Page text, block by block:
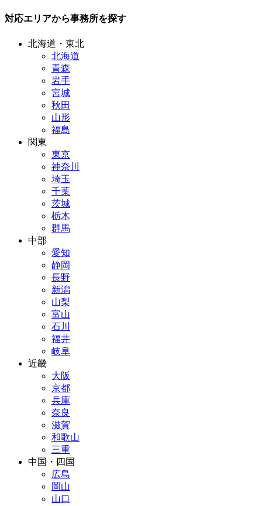
対応エリアから事務所を探す
北海道・東北
北海道
青森
岩手
宮城
秋田
山形
福島
関東
東京
神奈川
埼玉
千葉
茨城
栃木
群馬
中部
愛知
静岡
長野
新潟
山梨
富山
石川
福井
岐阜
近畿
大阪
京都
兵庫
奈良
滋賀
和歌山
三重
中国・四国
広島
岡山
山口